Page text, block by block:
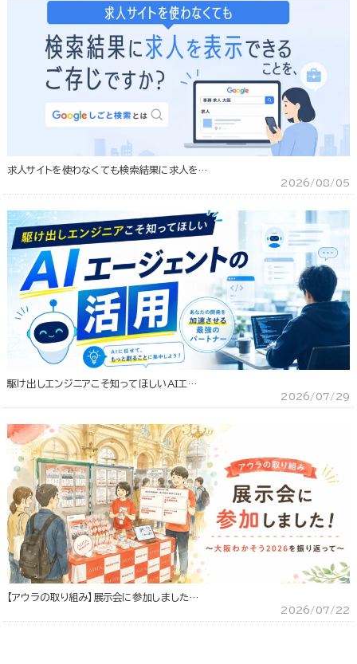
求人サイトを使わなくても検索結果に求人を…
2026/08/05
駆け出しエンジニアこそ知ってほしいAIエ…
2026/07/29
【アウラの取り組み】展示会に参加しました…
2026/07/22